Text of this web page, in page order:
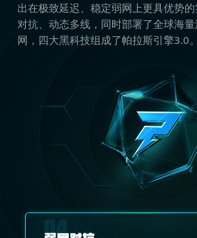
出在极致延迟、稳定弱网上更具优势
对抗、动态多线，同时部署了全球海
网，四大黑科技组成了帕拉斯引擎3.0。